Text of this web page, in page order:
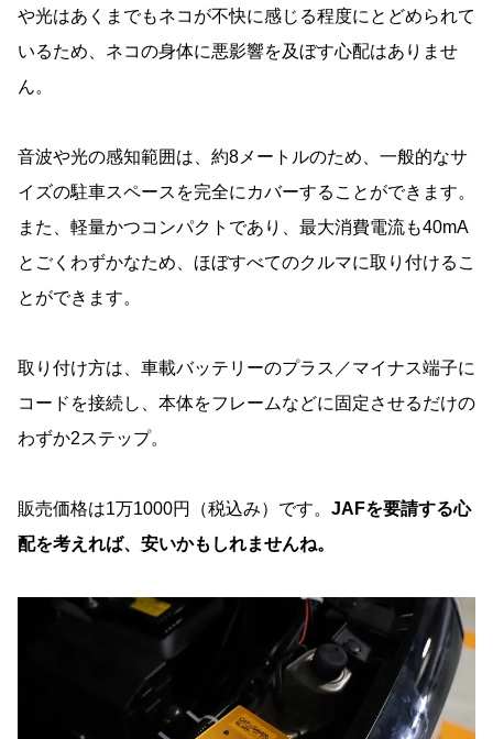
や光はあくまでもネコが不快に感じる程度にとどめられて
いるため、ネコの身体に悪影響を及ぼす心配はありませ
ん。
音波や光の感知範囲は、約8メートルのため、一般的なサ
イズの駐車スペースを完全にカバーすることができます。
また、軽量かつコンパクトであり、最大消費電流も40mA
とごくわずかなため、ほぼすべてのクルマに取り付けるこ
とができます。
取り付け方は、車載バッテリーのプラス／マイナス端子に
コードを接続し、本体をフレームなどに固定させるだけの
わずか2ステップ。
販売価格は1万1000円（税込み）です。 JAFを要請する心
配を考えれば、安いかもしれませんね。